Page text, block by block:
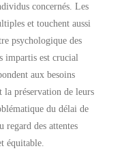
concernés. Les
et touchent aussi
psychologique des
impartis est crucial
aux besoins
la préservation de leurs
du délai de
regard des attentes
équitable.